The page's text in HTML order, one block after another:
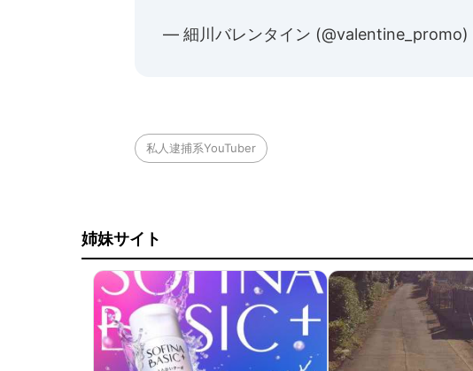
— 細川バレンタイン (@valentine_promo)
私人逮捕系YouTuber
姉妹サイト